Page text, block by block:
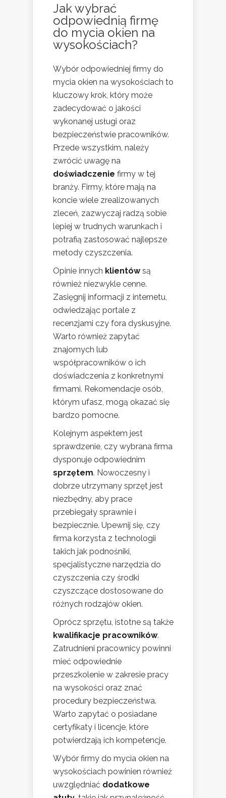
Jak wybrać
odpowiednią firmę
do mycia okien na
wysokościach?
Wybór odpowiedniej firmy do
mycia okien na wysokościach to
kluczowy krok, który może
zadecydować o jakości
wykonanej usługi oraz
bezpieczeństwie pracowników.
Przede wszystkim, należy
zwrócić uwagę na
doświadczenie firmy w tej
branży. Firmy, które mają na
koncie wiele zrealizowanych
zleceń, zazwyczaj radzą sobie
lepiej w trudnych warunkach i
potrafią zastosować najlepsze
metody czyszczenia.
Opinie innych klientówsą
również niezwykle cenne.
Zasięgnij informacji z internetu,
odwiedzając portale z
recenzjami czy fora dyskusyjne.
Warto również zapytać
znajomych lub
współpracowników o ich
doświadczenia z konkretnymi
firmami. Rekomendacje osób,
którym ufasz, mogą okazać się
bardzo pomocne.
Kolejnym aspektem jest
sprawdzenie, czy wybrana firma
dysponuje odpowiednim
sprzętem. Nowoczesny i
dobrze utrzymany sprzęt jest
niezbędny, aby prace
przebiegały sprawnie i
bezpiecznie. Upewnij się, czy
firma korzysta z technologii
takich jak podnośniki,
specjalistyczne narzędzia do
czyszczenia czy środki
czyszczące dostosowane do
różnych rodzajów okien.
Oprócz sprzętu, istotne są także
kwalifikacje pracowników.
Zatrudnieni pracownicy powinni
mieć odpowiednie
przeszkolenie w zakresie pracy
na wysokości oraz znać
procedury bezpieczeństwa.
Warto zapytać o posiadane
certyfikaty i licencje, które
potwierdzają ich kompetencje.
Wybór firmy do mycia okien na
wysokościach powinien również
uwzględniać dodatkowe